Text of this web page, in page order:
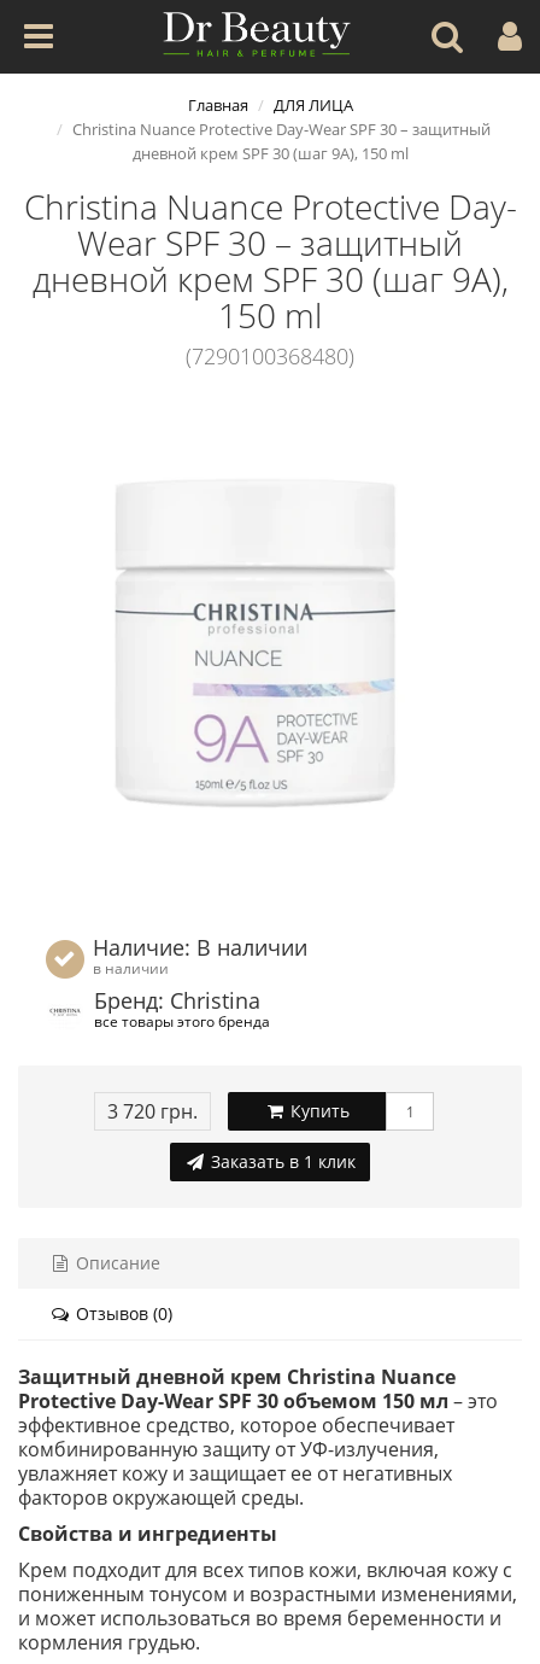
Главная
ДЛЯ ЛИЦА
Christina Nuance Protective Day-Wear SPF 30 – защитный
дневной крем SPF 30 (шаг 9А), 150 ml
Christina Nuance Protective Day-
Wear SPF 30 – защитный
дневной крем SPF 30 (шаг 9А),
150 ml
(7290100368480)
Наличие: В наличии
в наличии
Бренд: Christina
все товары этого бренда
3 720 грн. Купить
Заказать в 1 клик
Описание
Отзывов (0)
Защитный дневной крем Christina Nuance
Protective Day-Wear SPF 30 объемом 150 мл – это
эффективное средство, которое обеспечивает
комбинированную защиту от УФ-излучения,
увлажняет кожу и защищает ее от негативных
факторов окружающей среды.
Свойства и ингредиенты
Крем подходит для всех типов кожи, включая кожу с
пониженным тонусом и возрастными изменениями,
и может использоваться во время беременности и
кормления грудью.